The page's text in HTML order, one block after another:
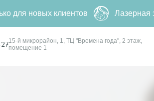
15-й микрорайон, 1, ТЦ "Времена года", 2 этаж,
помещение 1
клиентов Лазерная эпиляция